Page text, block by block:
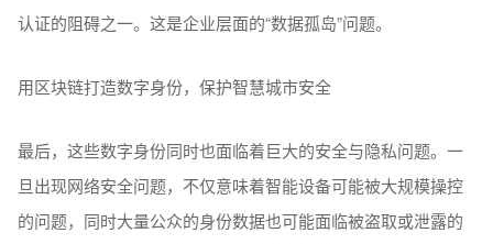
认证的阻碍之一。这是企业层面的“数据孤岛”问题。
用区块链打造数字身份，保护智慧城市安全
最后，这些数字身份同时也面临着巨大的安全与隐私问题。一
旦出现网络安全问题，不仅意味着智能设备可能被大规模操控
的问题，同时大量公众的身份数据也可能面临被盗取或泄露的